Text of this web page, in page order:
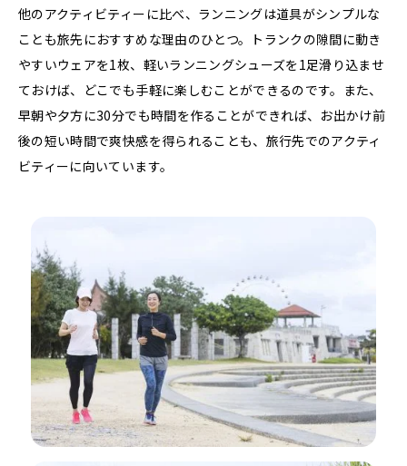
他のアクティビティーに比べ、ランニングは道具がシンプルな
ことも旅先におすすめな理由のひとつ。トランクの隙間に動き
やすいウェアを1枚、軽いランニングシューズを1足滑り込ませ
ておけば、どこでも手軽に楽しむことができるのです。また、
早朝や夕方に30分でも時間を作ることができれば、お出かけ前
後の短い時間で爽快感を得られることも、旅行先でのアクティ
ビティーに向いています。